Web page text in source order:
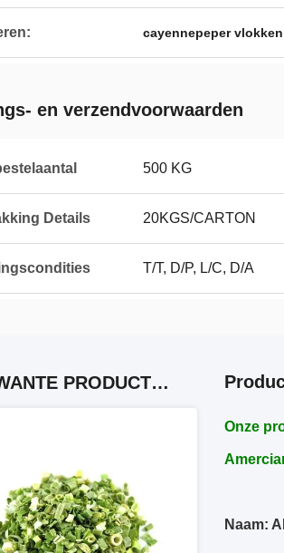
cayennepeper vlokken
en verzendvoorwaarden
500 KG
Details 20KGS/CARTON
T/T, D/P, L/C, D/A
VERWANTE PRODUCTEN
Onze
Naam: